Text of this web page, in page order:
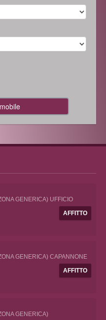
GENERICA) UFFICIO
AFFITTO
GENERICA) CAPANNONE
AFFITTO
GENERICA)